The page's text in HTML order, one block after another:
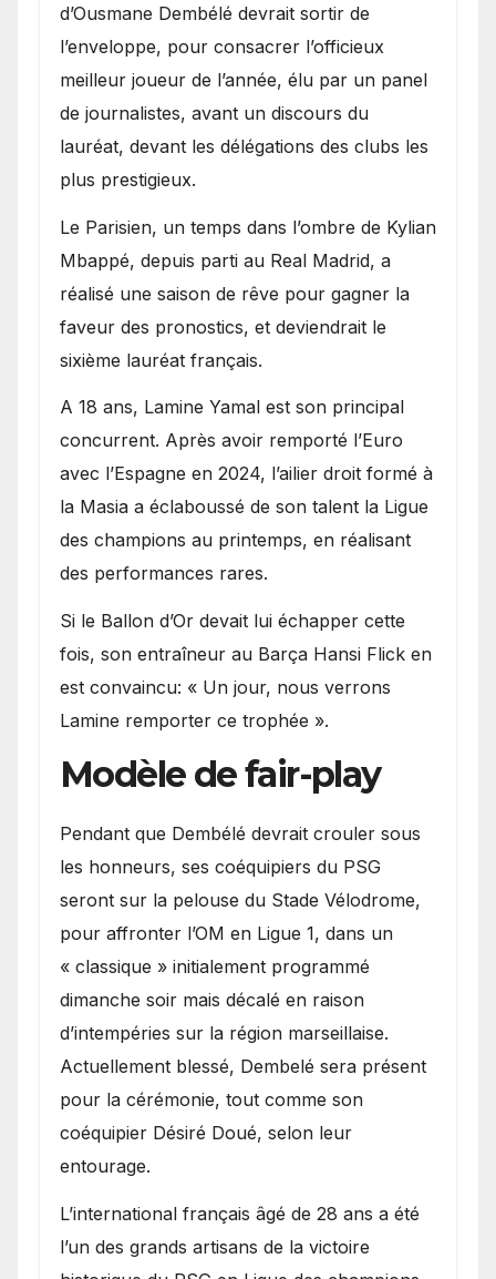
d’Ousmane Dembélé devrait sortir de
l’enveloppe, pour consacrer l’officieux
meilleur joueur de l’année, élu par un panel
de journalistes, avant un discours du
lauréat, devant les délégations des clubs les
plus prestigieux.
Le Parisien, un temps dans l’ombre de Kylian
Mbappé, depuis parti au Real Madrid, a
réalisé une saison de rêve pour gagner la
faveur des pronostics, et deviendrait le
sixième lauréat français.
A 18 ans, Lamine Yamal est son principal
concurrent. Après avoir remporté l’Euro
avec l’Espagne en 2024, l’ailier droit formé à
la Masia a éclaboussé de son talent la Ligue
des champions au printemps, en réalisant
des performances rares.
Si le Ballon d’Or devait lui échapper cette
fois, son entraîneur au Barça Hansi Flick en
est convaincu: « Un jour, nous verrons
Lamine remporter ce trophée ».
Modèle de fair-play
Pendant que Dembélé devrait crouler sous
les honneurs, ses coéquipiers du PSG
seront sur la pelouse du Stade Vélodrome,
pour affronter l’OM en Ligue 1, dans un
« classique » initialement programmé
dimanche soir mais décalé en raison
d’intempéries sur la région marseillaise.
Actuellement blessé, Dembelé sera présent
pour la cérémonie, tout comme son
coéquipier Désiré Doué, selon leur
entourage.
L’international français âgé de 28 ans a été
l’un des grands artisans de la victoire